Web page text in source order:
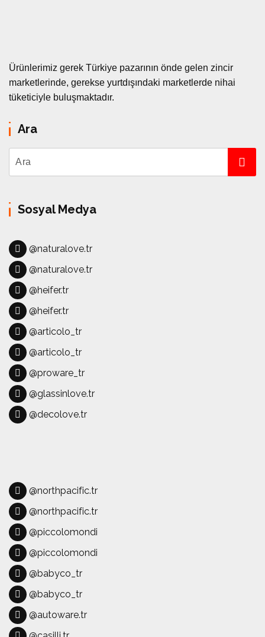
Ürünlerimiz gerek Türkiye pazarının önde gelen zincir
marketlerinde, gerekse yurtdışındaki marketlerde nihai
tüketiciyle buluşmaktadır.
Ara
Sosyal Medya
@naturalove.tr
@naturalove.tr
@heifer.tr
@heifer.tr
@articolo_tr
@articolo_tr
@proware_tr
@glassinlove.tr
@decolove.tr
@northpacific.tr
@northpacific.tr
@piccolomondi
@piccolomondi
@babyco_tr
@babyco_tr
@autoware.tr